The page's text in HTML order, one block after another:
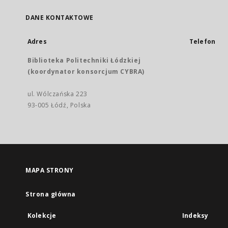
DANE KONTAKTOWE
Adres
Biblioteka Politechniki Łódzkiej
(koordynator konsorcjum CYBRA)
ul. Wólczańska 223
93-005 Łódź, Polska
Telefon
MAPA STRONY
Strona główna
Kolekcje Indeksy